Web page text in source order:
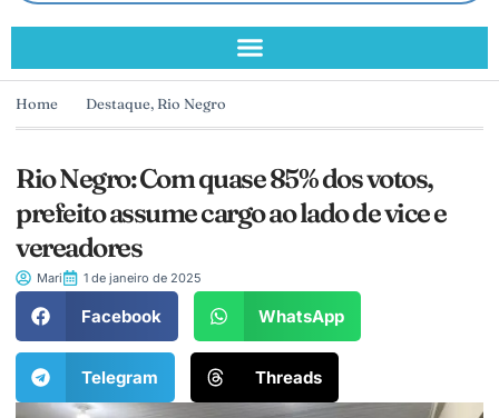
Home Destaque, Rio Negro
Rio Negro: Com quase 85% dos votos,
prefeito assume cargo ao lado de vice e
vereadores
Mari 1 de janeiro de 2025
Facebook WhatsApp
Telegram Threads